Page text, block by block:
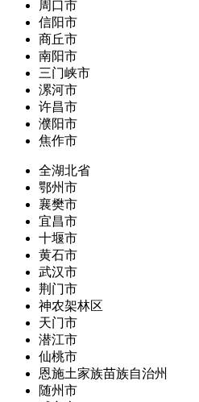
周口市
信阳市
商丘市
南阳市
三门峡市
漯河市
许昌市
濮阳市
焦作市
全湖北省
鄂州市
襄樊市
宜昌市
十堰市
黄石市
武汉市
荆门市
神农架林区
天门市
潜江市
仙桃市
恩施土家族苗族自治州
随州市